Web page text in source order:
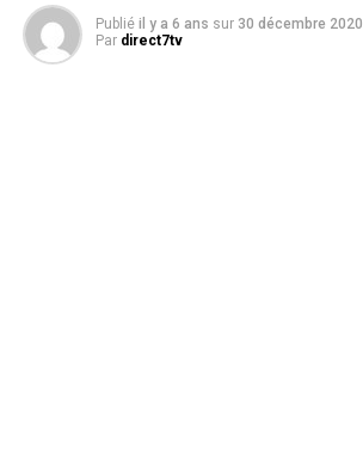
Publié il y a 6 ans sur 30 décembre 2020
Par direct7tv